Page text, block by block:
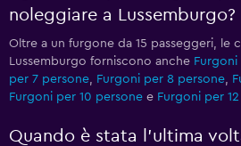
noleggiare a Lussemburgo?
Oltre a un furgone da 15 passeggeri, le
Lussemburgo forniscono anche
per 7 persone, Furgoni per 8 persone,
Furgoni per 10 persone e Furgoni per
Quando è stata l'ultima